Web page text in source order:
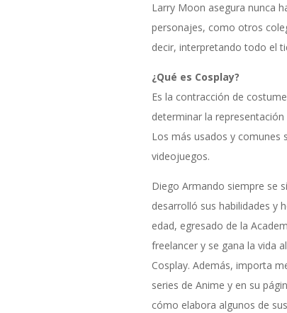
Larry Moon asegura nunca
personajes, como otros
decir, interpretando todo el
¿Qué es Cosplay?
Es la contracción de
determinar la
Los más usados y comunes
videojuegos.
Diego Armando siempre se
desarrolló sus habilidades y
edad, egresado de la
freelancer y se gana la vida
Cosplay. Además, importa
series de Anime y en su
cómo elabora algunos de